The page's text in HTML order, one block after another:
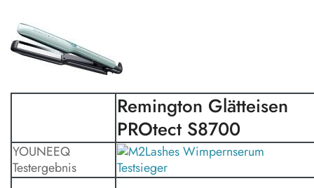
Remington Glätteisen
PROtect S8700
YOUNEEQ
Testergebnis